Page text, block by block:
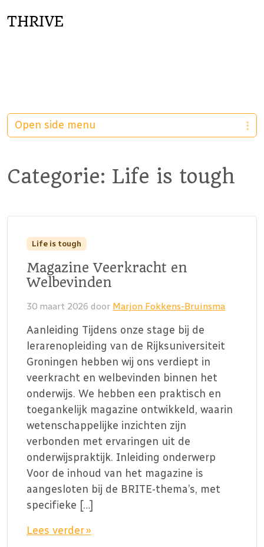
THRIVE
Categorie: Life is tough
Life is tough
Magazine Veerkracht en
Welbevinden
30 maart 2026 door Marjon Fokkens-Bruinsma
Aanleiding Tijdens onze stage bij de
lerarenopleiding van de Rijksuniversiteit
Groningen hebben wij ons verdiept in
veerkracht en welbevinden binnen het
onderwijs. We hebben een praktisch en
toegankelijk magazine ontwikkeld, waarin
wetenschappelijke inzichten zijn
verbonden met ervaringen uit de
onderwijspraktijk. Inleiding onderwerp
Voor de inhoud van het magazine is
aangesloten bij de BRITE-thema’s, met
specifieke […]
Lees verder »
Open side menu